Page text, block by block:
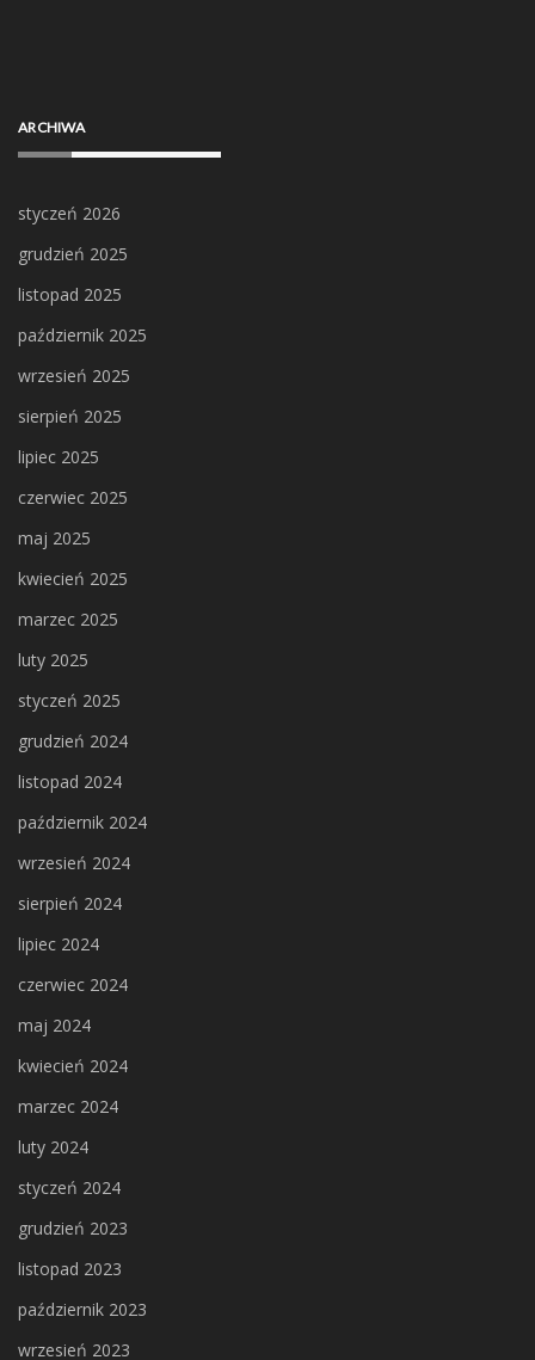
ARCHIWA
styczeń 2026
grudzień 2025
listopad 2025
październik 2025
wrzesień 2025
sierpień 2025
lipiec 2025
czerwiec 2025
maj 2025
kwiecień 2025
marzec 2025
luty 2025
styczeń 2025
grudzień 2024
listopad 2024
październik 2024
wrzesień 2024
sierpień 2024
lipiec 2024
czerwiec 2024
maj 2024
kwiecień 2024
marzec 2024
luty 2024
styczeń 2024
grudzień 2023
listopad 2023
październik 2023
wrzesień 2023